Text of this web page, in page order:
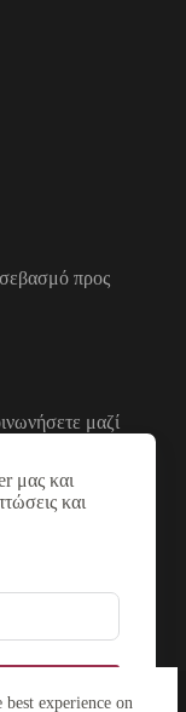
μας και
και
experience on
προς
μαζί
Φλώρινα,